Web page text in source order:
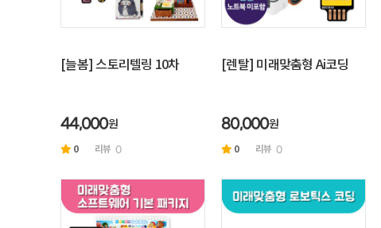
[늘봄] 스토리텔링 10차
44,000원
0 리뷰 0
[렌탈] 미래맞춤형 Ai코딩
80,000원
0 리뷰 0